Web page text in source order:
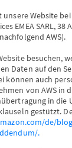
Website bei
EMEA SARL,
AWS).
besuchen,
Daten auf den
können auch
von AWS in
in die
gestützt.
de/
.